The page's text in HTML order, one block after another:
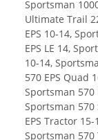
Sportsman
Ultimate Trail
EPS 10-14,
EPS LE 14,
10-14,
570 EPS Quad
Sportsman 570
Sportsman 570
EPS Tractor
Sportsman